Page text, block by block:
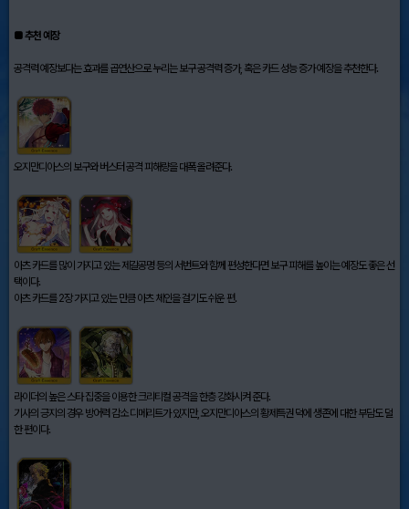
■ 추천 예장
공격력 예장보다는 효과를 곱연산으로 누리는 보구 공격력 증가, 혹은 카드 성능 증가 예장을 추천한다.
오지만디아스의 보구와 버스터 공격 피해량을 대폭 올려준다.
아츠 카드를 많이 가지고 있는 제갈공명 등의 서번트와 함께 편성한다면 보구 피해를 높이는 예장도 좋은 선
택이다.
아츠 카드를 2장 가지고 있는 만큼 아츠 체인을 걸기도 쉬운 편.
라이더의 높은 스타 집중을 이용한 크리티컬 공격을 한층 강화시켜 준다.
기사의 긍지의 경우 방어력 감소 디메리트가 있지만, 오지만디아스의 황제특권 덕에 생존에 대한 부담도 덜
한 편이다.